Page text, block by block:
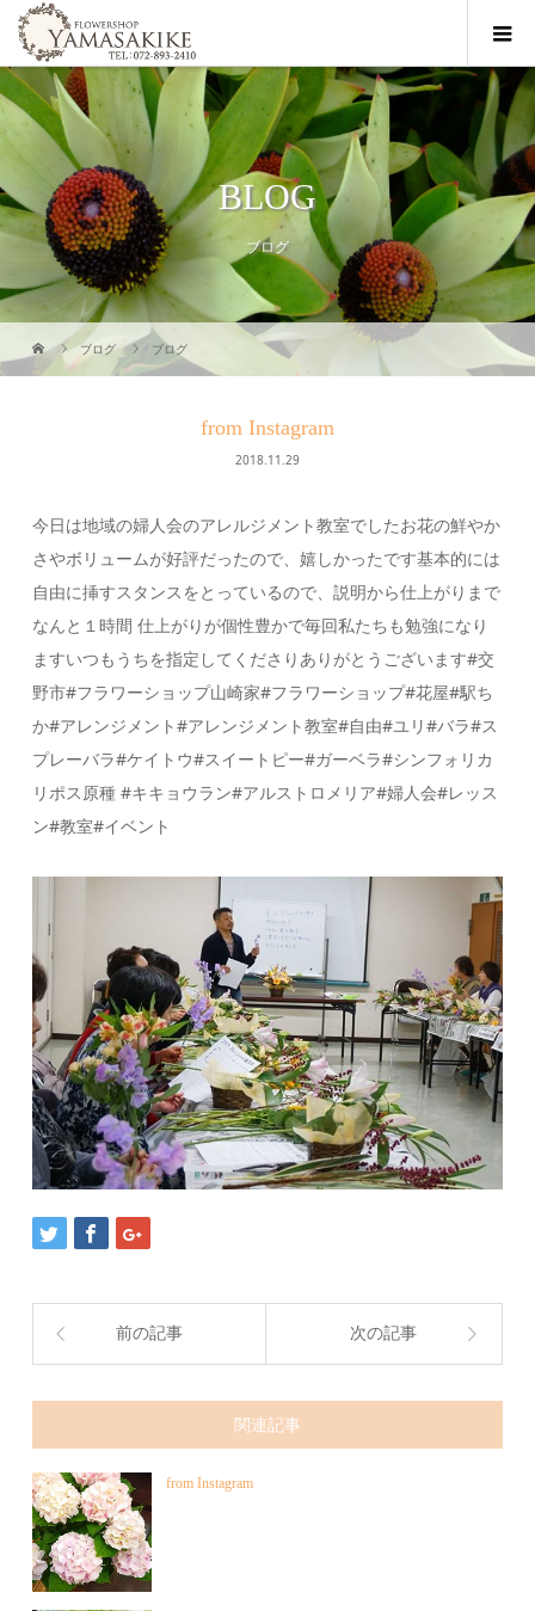
BLOG
ブログ
ブログ ブログ
from Instagram
2018.11.29
今日は地域の婦人会のアレルジメント教室でしたお花の鮮やか
さやボリュームが好評だったので、嬉しかったです基本的には
自由に挿すスタンスをとっているので、説明から仕上がりまで
なんと１時間️ 仕上がりが個性豊かで毎回私たちも勉強になり
ますいつもうちを指定してくださりありがとうございます#交
野市#フラワーショップ山崎家#フラワーショップ#花屋#駅ち
か#アレンジメント#アレンジメント教室#自由#ユリ#バラ#ス
プレーバラ#ケイトウ#スイートピー#ガーベラ#シンフォリカ
リポス原種 #キキョウラン#アルストロメリア#婦人会#レッス
ン#教室#イベント
前の記事 次の記事
関連記事
from Instagram